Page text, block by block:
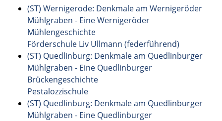
(ST) Wernigerode: Denkmale am Wernigeröder
Mühlgraben - Eine Wernigeröder
Mühlengeschichte
Förderschule Liv Ullmann (federführend)
(ST) Quedlinburg: Denkmale am Quedlinburger
Mühlgraben - Eine Quedlinburger
Brückengeschichte
Pestalozzischule
(ST) Quedlinburg: Denkmale am Quedlinburger
Mühlgraben - Eine Quedlinburger